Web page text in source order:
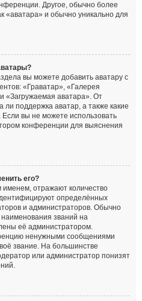
Другое, обычно более
«аватара» и обычно уникально для
вы можете добавить аватару с
«Граватар», «Галерея
«Загружаемая аватара». От
ли поддержка аватар, а также какие
вы не можете использовать
конференции для выяснения
его?
отражают количество
определённых
и администраторов. Обычно
званий на
её администратором.
ненужными сообщениями
звание. На большинстве
или администратор понизят